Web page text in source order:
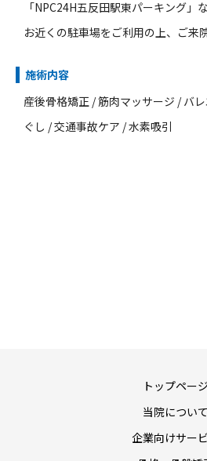
「NPC24H五反田駅東パーキング」
お近くの駐車場をご利用の上、ご来
施術内容
産後骨格矯正 / 筋肉マッサージ / バ
ぐし / 交通事故ケア / 水素吸引
トップページ
当院について
企業向けサー